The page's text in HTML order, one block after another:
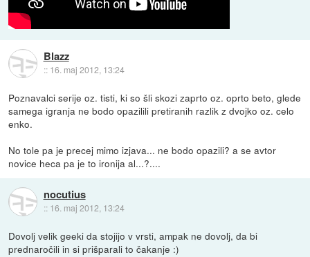
Blazz
:: 16. maj 2012, 13:24
Poznavalci serije oz. tisti, ki so šli skozi zaprto oz. oprto beto, glede
samega igranja ne bodo opazilili pretiranih razlik z dvojko oz. celo
enko.
No tole pa je precej mimo izjava... ne bodo opazili? a se avtor
novice heca pa je to ironija al...?....
nocutius
:: 16. maj 2012, 13:24
Dovolj velik geeki da stojijo v vrsti, ampak ne dovolj, da bi
prednaročili in si prišparali to čakanje :)